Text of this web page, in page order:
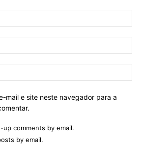
mail e site neste navegador para a
comments by email.
by email.